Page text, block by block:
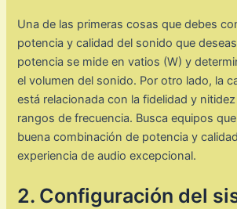
Una de las primeras cosas que debes
potencia y calidad del sonido que
potencia se mide en vatios (W) y
el volumen del sonido. Por otro lado, la
está relacionada con la fidelidad y
rangos de frecuencia. Busca equipos
buena combinación de potencia y
experiencia de audio excepcional.
2. Configuración del